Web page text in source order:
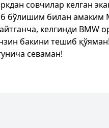
совчилар келган
бўлишим билан
келгинди BMW
бакини тешиб қўяман!
севаман!